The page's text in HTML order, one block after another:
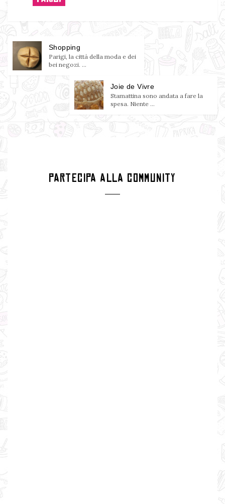
Shopping
Parigi, la città della moda e dei
bei negozi. ...
Joie de Vivre
Stamattina sono andata a fare la
spesa. Niente ...
PARTECIPA ALLA COMMUNITY